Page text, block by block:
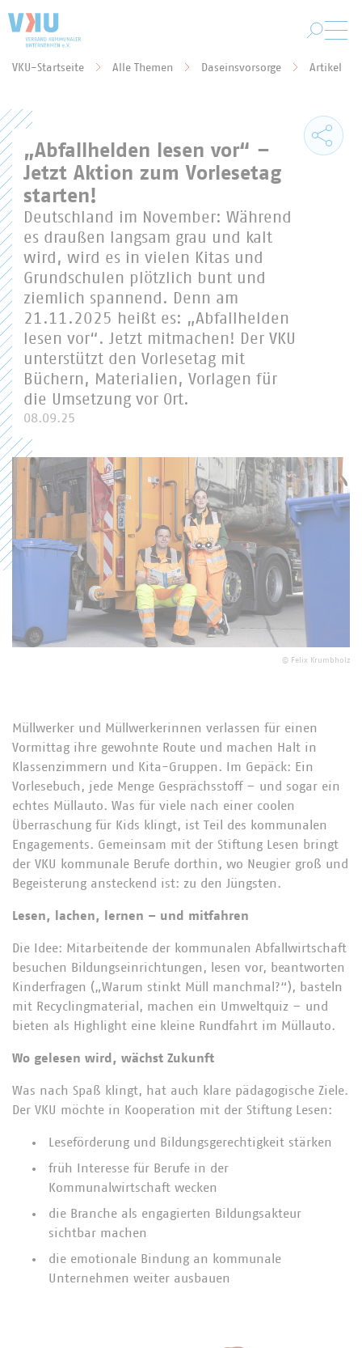
VKU-Startseite Alle Themen Daseinsvorsorge Artikel
„Abfallhelden lesen vor“ –
Jetzt Aktion zum Vorlesetag
starten!
Deutschland im November: Während
es draußen langsam grau und kalt
wird, wird es in vielen Kitas und
Grundschulen plötzlich bunt und
ziemlich spannend. Denn am
21.11.2025 heißt es: „Abfallhelden
lesen vor“. Jetzt mitmachen! Der VKU
unterstützt den Vorlesetag mit
Büchern, Materialien, Vorlagen für
die Umsetzung vor Ort.
08.09.25
© Felix Krumbholz
Müllwerker und Müllwerkerinnen verlassen für einen
Vormittag ihre gewohnte Route und machen Halt in
Klassenzimmern und Kita-Gruppen. Im Gepäck: Ein
Vorlesebuch, jede Menge Gesprächsstoff – und sogar ein
echtes Müllauto. Was für viele nach einer coolen
Überraschung für Kids klingt, ist Teil des kommunalen
Engagements. Gemeinsam mit der Stiftung Lesen bringt
der VKU kommunale Berufe dorthin, wo Neugier groß und
Begeisterung ansteckend ist: zu den Jüngsten.
Lesen, lachen, lernen – und mitfahren
Die Idee: Mitarbeitende der kommunalen Abfallwirtschaft
besuchen Bildungseinrichtungen, lesen vor, beantworten
Kinderfragen („Warum stinkt Müll manchmal?“), basteln
mit Recyclingmaterial, machen ein Umweltquiz – und
bieten als Highlight eine kleine Rundfahrt im Müllauto.
Wo gelesen wird, wächst Zukunft
Was nach Spaß klingt, hat auch klare pädagogische Ziele.
Der VKU möchte in Kooperation mit der Stiftung Lesen:
Leseförderung und Bildungsgerechtigkeit stärken
früh Interesse für Berufe in der
Kommunalwirtschaft wecken
die Branche als engagierten Bildungsakteur
sichtbar machen
die emotionale Bindung an kommunale
Unternehmen weiter ausbauen